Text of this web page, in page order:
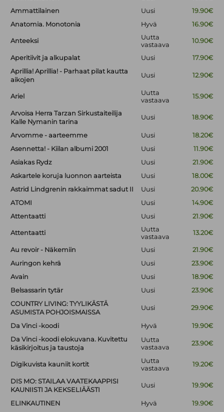
Ammattilainen
Uusi
19.90€
Anatomia. Monotonia
Hyvä 16.90€
Anteeksi
Uutta
vastaava
10.90€
Aperitiivit ja alkupalat Uusi
17.90€
Aprillia! Aprillia! - Parhaat pilat kautta
aikojen
Uusi 12.90€
Ariel
Uutta
vastaava
15.90€
Arvoisa Herra Tarzan Sirkustaiteilija
Kalle Nymanin tarina
Uusi 18.90€
Arvomme - aarteemme Uusi
18.20€
Asennetta! - Kiilan albumi 2001
Uusi
11.90€
Asiakas Rydz
Uusi
21.90€
Askartele koruja luonnon aarteista
Uusi
18.00€
Astrid Lindgrenin rakkaimmat sadut II
Uusi
20.90€
ATOMI
Uusi
14.90€
Attentaatti
Uusi 21.90€
Attentaatti
Uutta
vastaava
13.20€
Au revoir - Näkemiin Uusi
21.90€
Auringon kehrä
Uusi
23.90€
Avain
Uusi
18.90€
Belsassarin tytär
Uusi
23.90€
COUNTRY LIVING: TYYLIKÄSTÄ
ASUMISTA POHJOISMAISSA
Uusi 29.90€
Da Vinci -koodi Hyvä
19.90€
Da Vinci -koodi elokuvana. Kuvitettu
käsikirjoitus ja taustoja
Uutta
vastaava
23.90€
Digikuvista kauniit kortit
Uutta
vastaava
19.20€
DIS MO: STAILAA VAATEKAAPPISI
KAUNIISTI JA KEKSELIÄÄSTI
Uusi 19.90€
ELINKAUTINEN Hyvä 19.90€